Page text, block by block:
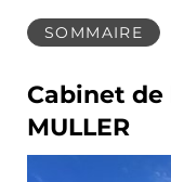
Cabinet
MULLER
SOMMAIRE